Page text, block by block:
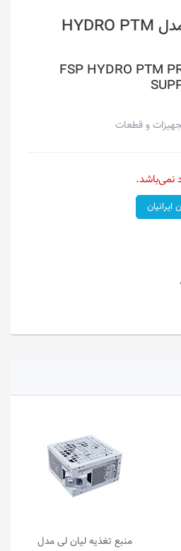
منبع تغذیه FSP مدل HYDRO PTM
FSP HYDRO PTM
و قطعات
نمی‌باشد.
ایرانیان
منبع تغذیه لیان لی مدل